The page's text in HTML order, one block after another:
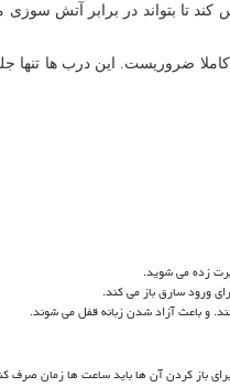
تا بتواند در برابر آتش
ضروریست. این درب ها
زده می شوید.
ورود سارق باز می کند.
و باعث آزاد شدن زبانه قفل می شوند.
آن ها باید ساعت ها زمان صرف کند و